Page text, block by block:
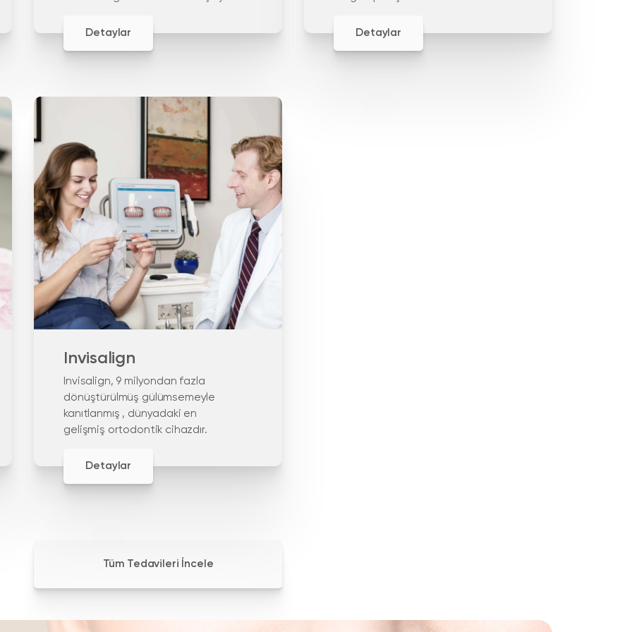
Detaylar
Detaylar
Invisalign
Invisalign, 9 milyondan fazla
dönüştürülmüş gülümsemeyle
kanıtlanmış , dünyadaki en
gelişmiş ortodontik cihazdır.
Detaylar
Tüm Tedavileri İncele